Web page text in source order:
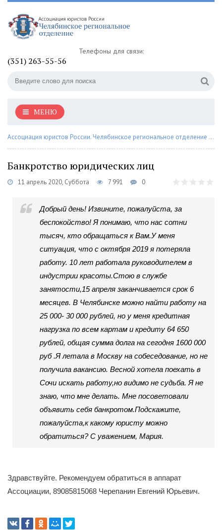
Телефоны для связи:
(351) 263-55-56
МЕНЮ
Ассоциация юристов России. Челябинское региональное отделение
Банкротство юридических лиц
11 апрель 2020, Суббота 7 991 0
Добрый день! Извините, пожалуйста, за
беспокойство! Я понимаю, что нас сотни
тысяч, кто обращаться к Вам.У меня
ситуация, что с октября 2019 я потеряла
работу. 10 лет работала руководителем в
индустрии красоты.Стою в службе
занятости,15 апреля заканчивается срок 6
месяцев. В Челябинске можно найти работу на
25 000- 30 000 рублей, но у меня кредитная
нагрузка по всем картам и кредиту 64 650
рублей, общая сумма долга на сегодня 1600 000
руб .Я летала в Москву на собеседование, но не
получила вакансию. Весной хотела поехать в
Сочи искать работу,но видимо не судьба. Я не
знаю, что мне делать. Мне посоветовали
объявить себя банкротом.Подскажите,
пожалуйста,к какому юристу можно
обратиться? С уважением, Мария.
Здравствуйте. Рекомендуем обратиться в аппарат
Ассоциации, 89085815068 Черепанин Евгений Юрьевич.